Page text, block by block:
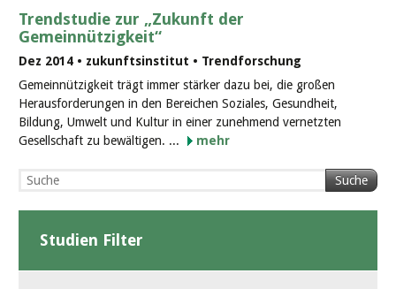
Trendstudie zur „Zukunft der
Gemeinnützigkeit“
Dez 2014 • zukunftsinstitut • Trendforschung
Gemeinnützigkeit trägt immer stärker dazu bei, die großen
Herausforderungen in den Bereichen Soziales, Gesundheit,
Bildung, Umwelt und Kultur in einer zunehmend vernetzten
Gesellschaft zu bewältigen. ...
mehr
Suche
Studien Filter